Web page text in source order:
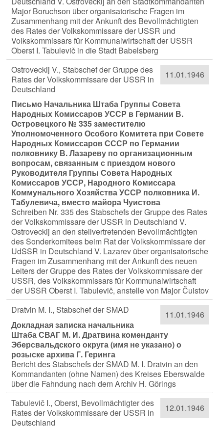
Major Boruchson über organisatorische Fragen im
Zusammenhang mit der Ankunft des Bevollmächtigten
des Rates der Volkskommissare der USSR und
Volkskommissars für Kommunalwirtschaft der USSR
Oberst I. Tabulevič in die Stadt Babelsberg
11.01.1946
Ostroveckij V., Stabschef der Gruppe des
Rates der Volkskommissare der USSR in
Deutschland
Письмо Начальника Штаба Группы Совета
Народных Комиссаров УССР в Германии В.
Островецкого № 335 заместителю
Уполномоченного Особого Комитета при Совете
Народных Комиссаров СССР по Германии
полковнику В. Лазареву по организационным
вопросам, связанным с приездом нового
Руководителя Группы Совета Народных
Комиссаров УССР, Народного Комиссара
Коммунального Хозяйства УССР полковника И.
Табулевича, вместо майора Чуистова
Schreiben Nr. 335 des Stabschefs der Gruppe des Rates
der Volkskommissare der USSR in Deutschland V.
Ostroveckij an den stellvertretenden Bevollmächtigten
des Sonderkomitees beim Rat der Volkskommissare der
UdSSR in Deutschland V. Lazarev über organisatorische
Fragen im Zusammenhang mit der Ankunft des neuen
Leiters der Gruppe des Rates der Volkskommissare der
USSR, des Volkskommissars für Kommunalwirtschaft
der USSR Oberst I. Tabulevič, anstelle von Major Čuistov
11.01.1946
Dratvin M. I., Stabschef der SMAD
Докладная записка начальника
Штаба СВАГ М. И. Дратвина коменданту
Эберсвальдского округа (имя не указано) о
розыске архива Г. Геринга
Bericht des Stabschefs der SMAD M. I. Dratvin an den
Kommandanten (ohne Namen) des Kreises Eberswalde
über die Fahndung nach dem Archiv H. Görings
12.01.1946
Tabulevič I., Oberst, Bevollmächtigter des
Rates der Volkskommissare der USSR in
Deutschland